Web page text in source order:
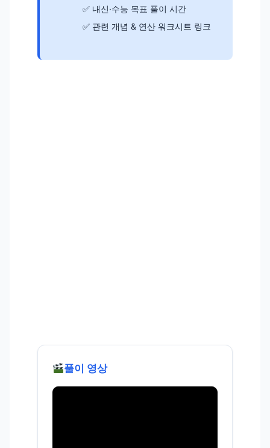
내신·수능 목표 풀이 시간
관련 개념 & 연산 워크시트 링크
풀이 영상